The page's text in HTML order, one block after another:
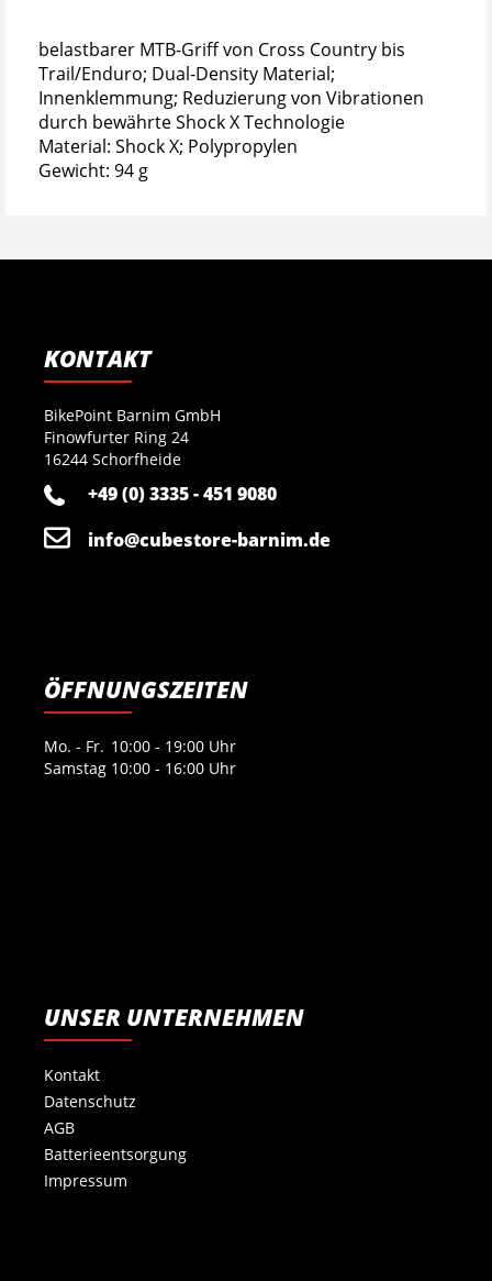
belastbarer MTB-Griff von Cross Country bis
Trail/Enduro; Dual-Density Material;
Innenklemmung; Reduzierung von Vibrationen
durch bewährte Shock X Technologie
Material: Shock X; Polypropylen
Gewicht: 94 g
KONTAKT
BikePoint Barnim GmbH
Finowfurter Ring 24
16244 Schorfheide
+49 (0) 3335 - 451 9080
info@cubestore-barnim.de
ÖFFNUNGSZEITEN
Mo. - Fr. 10:00 - 19:00 Uhr
Samstag 10:00 - 16:00 Uhr
UNSER UNTERNEHMEN
Kontakt
Datenschutz
AGB
Batterieentsorgung
Impressum